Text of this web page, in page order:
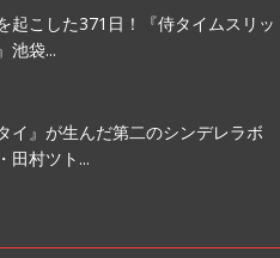
起こした371日！『侍タイムスリッ
池袋...
イ』が生んだ第二のシンデレラボ
田村ツト...